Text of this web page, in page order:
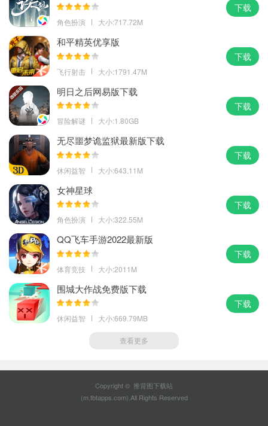
角色扮演 大小:717.72M
下载
和平精英优享版
飞行射击 大小:1791.47M
下载
明日之后网易版下载
冒险解谜 大小:1.80GB
下载
无尽噩梦诡监狱最新版下载
休闲益智 大小:643.11M
下载
女神星球
角色扮演 大小:322.55M
下载
QQ飞车手游2022最新版
体育竞技 大小:2011M
下载
围城大作战免费版下载
休闲益智 大小:669.79MB
下载
查看更多
Copyright © 推背图下载站
(m.tbtapps.com).All Rights Reserved